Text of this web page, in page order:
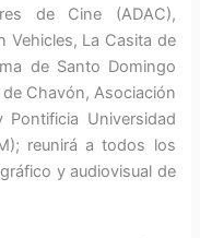
de Cine (ADAC),
Vehicles, La Casita de
de Santo Domingo
Chavón, Asociación
Universidad
reunirá a todos los
y audiovisual de